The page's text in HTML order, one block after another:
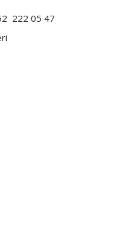
222 05 47